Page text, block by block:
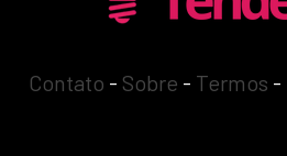
Contato - Sobre - Termos -